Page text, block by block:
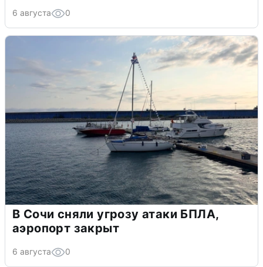
6 августа 0
В Сочи сняли угрозу атаки БПЛА,
аэропорт закрыт
6 августа 0